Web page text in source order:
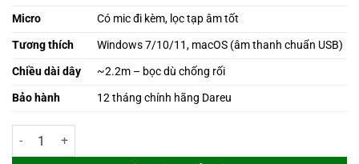
Micro
Có mic đi kèm, lọc tạp âm tốt
Tương thích
Windows 7/10/11, macOS (âm thanh chuẩn USB)
Chiều dài dây
~2.2m – bọc dù chống rối
Bảo hành
12 tháng chính hãng Dareu
Tai nghe gaming có dây Dareu EH406 (Kết nối USB, giả lập 7.1, LED